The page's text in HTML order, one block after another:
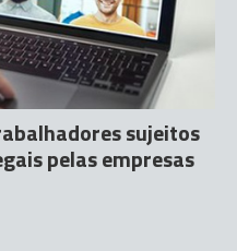
sujeitos
pelas empresas